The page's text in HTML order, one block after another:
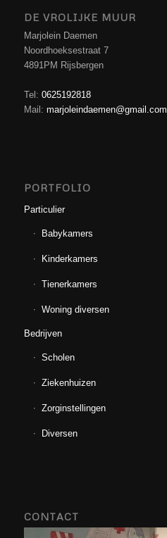
DE VROLIJKE MUUR
Marjolein Daemen
Noordhoeksestraat 7
4891PM Rijsbergen
Tel: 0625192818
Mail: marjoleindaemen@gmail.com
PORTFOLIO
Particulier
Babykamers
Kinderkamers
Tienerkamers
Woning diversen
Bedrijven
Scholen
Ziekenhuizen
Zorginstellingen
Diversen
CONTACT